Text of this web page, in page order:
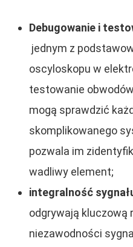
Debugowanie i
jednym z
oscyloskopu w
testowanie
mogą sprawdzić
skomplikowanego
pozwala im
wadliwy element;
integralność
odgrywają kluczową
niezawodności